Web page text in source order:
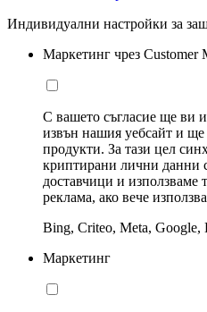
Индивидуални настройки за
Маркетинг чрез Customer
С вашето съгласие ще ви
извън нашия уебсайт и
продукти. За тази цел
криптирани лични данни
доставчици и използваме
реклама, ако вече
Bing, Criteo, Meta, Google,
Маркетинг